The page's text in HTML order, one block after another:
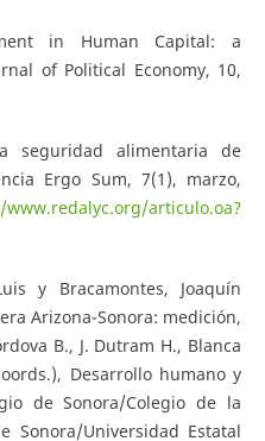
in Human Capital: a
of Political Economy, 10,
seguridad alimentaria de
Ergo Sum, 7(1), marzo,
articulo.oa?
y Bracamontes, Joaquín
Arizona-Sonora: medición,
B., J. Dutram H., Blanca
Desarrollo humano y
de Sonora/Colegio de la
Sonora/Universidad Estatal